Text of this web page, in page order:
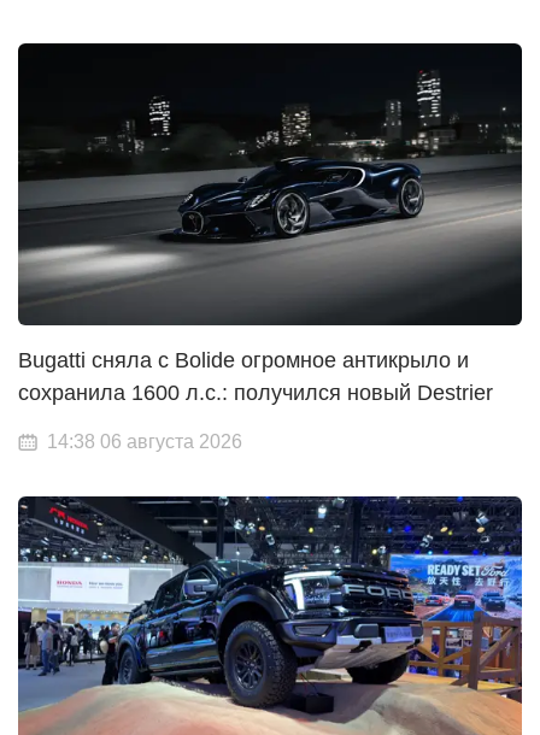
Bugatti сняла с Bolide огромное антикрыло и
сохранила 1600 л.с.: получился новый Destrier
14:38 06 августа 2026